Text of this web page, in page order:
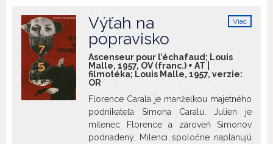
iného sa v týchto filmoch prejavila
ambícia tvorcov nakrúcať aj mimo štúdií,
na reálnych lokáciách, na čo neskôr
nadviazali režiséri z obdobia francúzskej
novej vlny.
prípad. Prokurátor Felcán dostáva
príležitosť očistiť svoje meno a obnoviť
dôveru v justičný systém. Nad nimi stojí
sudkyňa Formánková. Je to ona, kto
vynesie konečný verdikt... Film bol
filmovým ústavom.
Viac
Výťah na
popravisko
Ascenseur pour l’échafaud; Louis
Malle, 1957, OV (franc.) + AT |
filmotéka; Louis Malle, 1957, verzie:
OR
Florence Carala je manželkou majetného
podnikateľa Simona Caralu. Julien je
milenec Florence a zároveň Simonov
podriadený. Milenci spoločne naplánujú